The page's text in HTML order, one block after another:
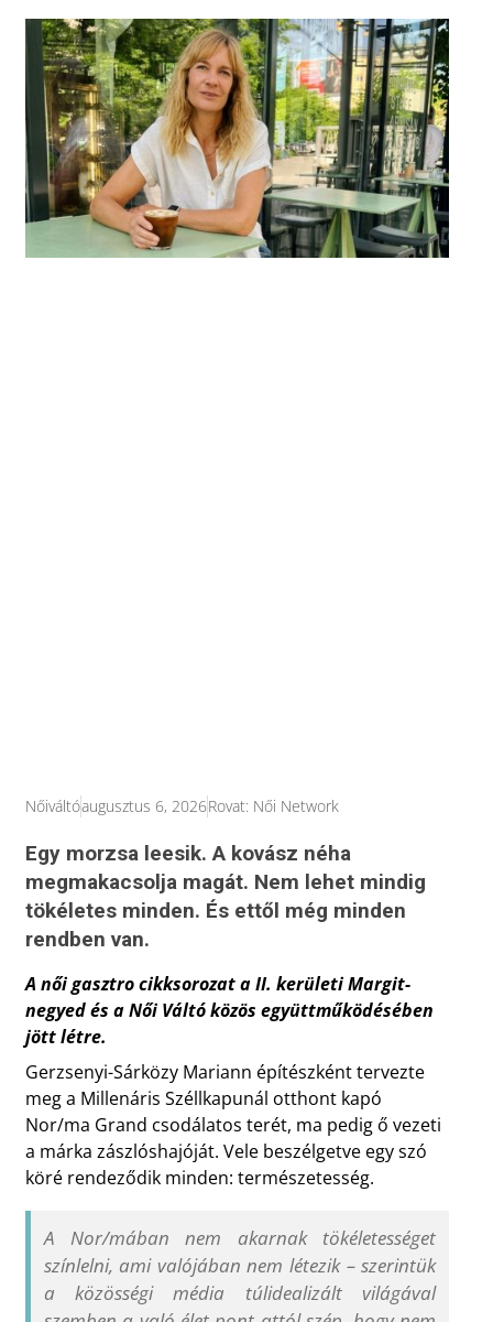
Nőiváltóaugusztus 6, 2026Rovat: Női Network
Egy morzsa leesik. A kovász néha
megmakacsolja magát. Nem lehet mindig
tökéletes minden. És ettől még minden
rendben van.
A női gasztro cikksorozat a II. kerületi Margit-
negyed és a Női Váltó közös együttműködésében
jött létre.
Gerzsenyi-Sárközy Mariann építészként tervezte
meg a Millenáris Széllkapunál otthont kapó
Nor/ma Grand csodálatos terét, ma pedig ő vezeti
a márka zászlóshajóját. Vele beszélgetve egy szó
köré rendeződik minden: természetesség.
A Nor/mában nem akarnak tökéletességet
színlelni, ami valójában nem létezik – szerintük
a közösségi média túlidealizált világával